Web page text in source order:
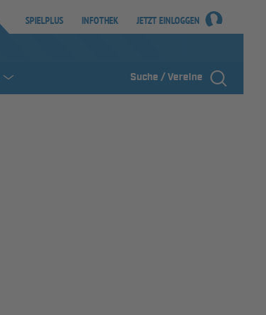
SPIELPLUS INFOTHEK JETZT EINLOGGEN
Suche / Vereine